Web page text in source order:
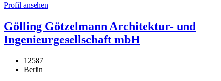
Profil ansehen
Gölling Götzelmann Architektur- und
Ingenieurgesellschaft mbH
12587
Berlin